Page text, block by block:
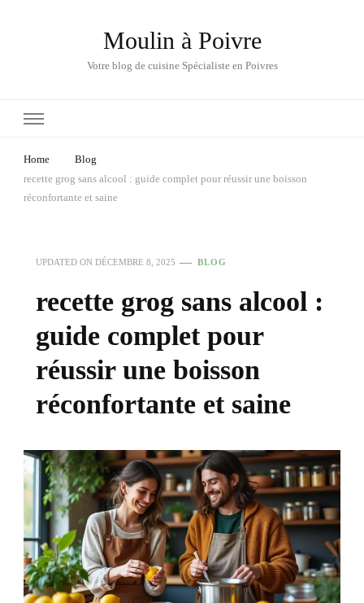
Moulin à Poivre
Votre blog de cuisine Spécialiste en Poivres
Home
Blog
recette grog sans alcool : guide complet pour réussir une boisson
réconfortante et saine
UPDATED ON DÉCEMBRE 8, 2025 BLOG
recette grog sans alcool :
guide complet pour
réussir une boisson
réconfortante et saine